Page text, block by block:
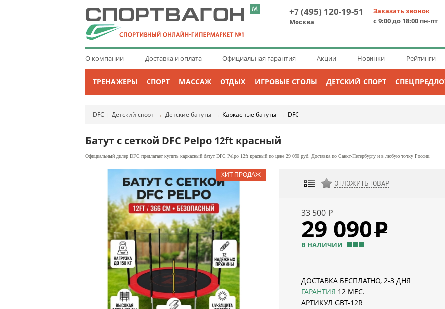
+7 (495) 120-19-51
Москва
Заказать звонок
с 9:00 до 18:00 пн-пт
О компании Доставка и оплата Официальная гарантия Акции Новинки Рейтинги
ТРЕНАЖЕРЫ СПОРТ МАССАЖ ОТДЫХ ИГРОВЫЕ СТОЛЫ ДЕТСКИЙ СПОРТ
DFC | Детский спорт → Детские батуты → Каркасные батуты → DFC
Батут с сеткой DFC Pelpo 12ft красный
Официальный дилер DFC предлагает купить каркасный батут DFC Pelpo 12ft красный по цене 29 090 руб. Доставка по Санкт-Петербургу и в любую точку России.
ДОБАВИТЬ К СРАВНЕНИЮ
ОТЛОЖИТЬ ТОВАР
33 500 Р
29 090Р
В НАЛИЧИИ
ДОСТАВКА БЕСПЛАТНО, 2-3 ДНЯ
ГАРАНТИЯ 12 МЕС.
АРТИКУЛ GBT-12R